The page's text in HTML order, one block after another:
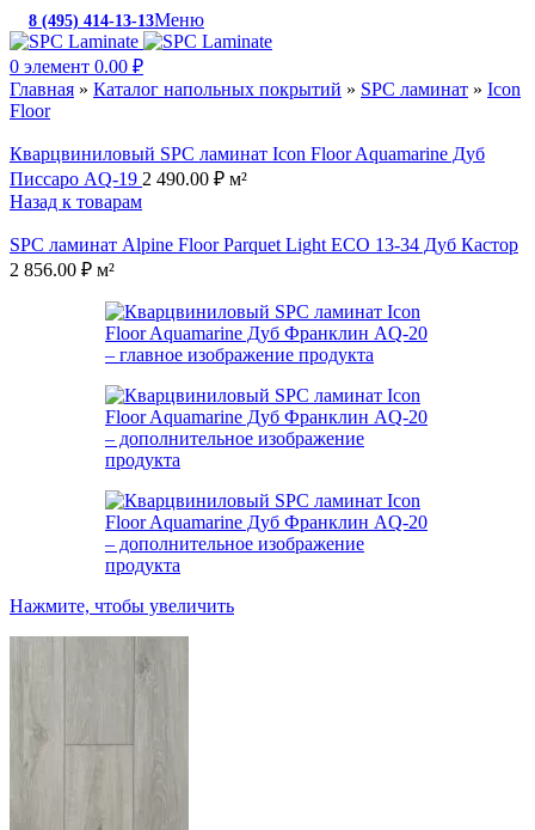
8 (495) 414-13-13Меню
0 элемент 0.00 ₽
Главная » Каталог напольных покрытий » SPC ламинат » Icon
Floor
Кварцвиниловый SPC ламинат Icon Floor Aquamarine Дуб
Писсаро AQ-19 2 490.00 ₽ м²
Назад к товарам
SPC ламинат Alpine Floor Parquet Light ECO 13-34 Дуб Кастор
2 856.00 ₽ м²
Нажмите, чтобы увеличить